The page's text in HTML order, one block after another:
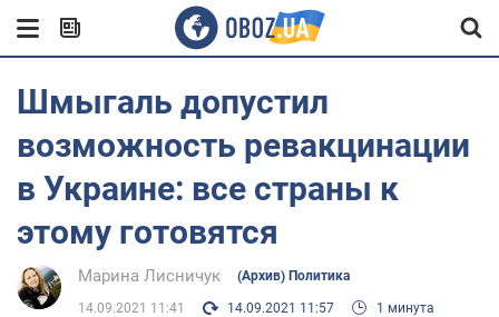
Шмыгаль допустил
возможность ревакцинации
в Украине: все страны к
этому готовятся
Марина Лисничук (Архив) Политика
14.09.2021 11:41 14.09.2021 11:57
1 минута